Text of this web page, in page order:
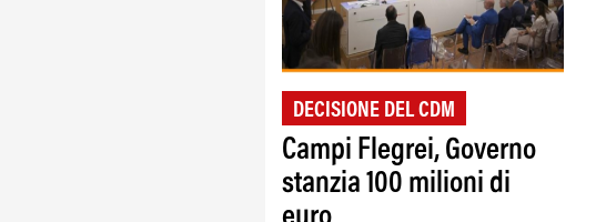
DECISIONE DEL CDM
Campi Flegrei, Governo
stanzia 100 milioni di